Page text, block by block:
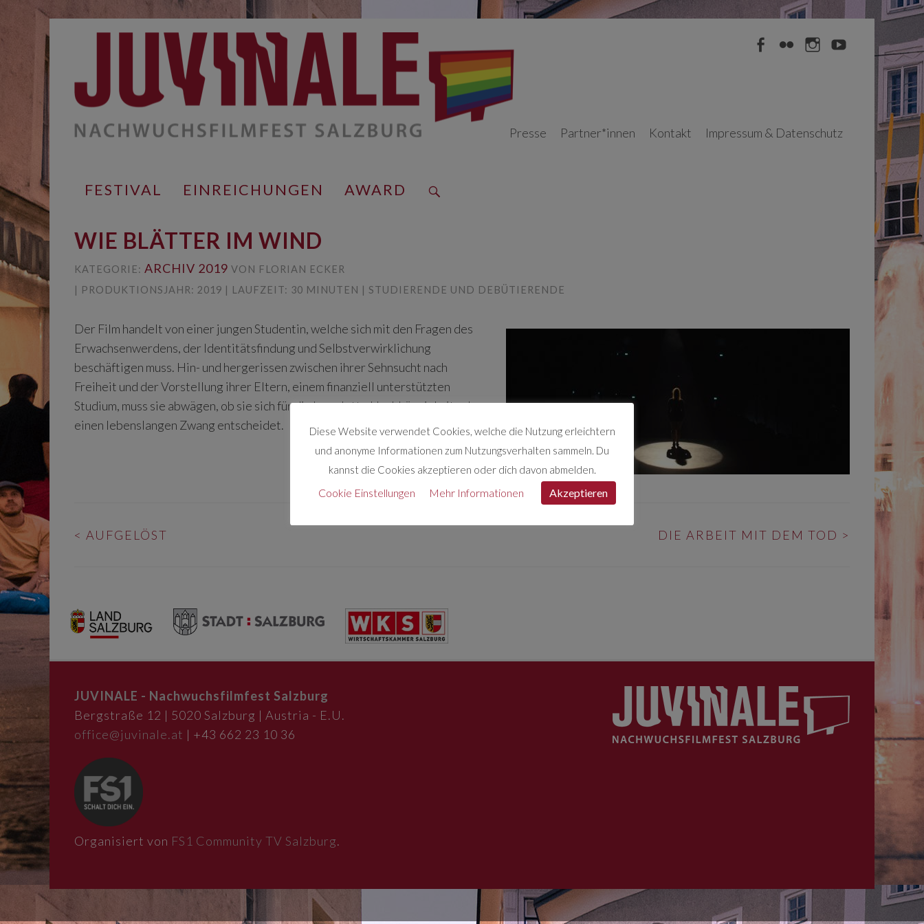
Inhalt
YouTube
Presse Partner*innen Kontakt Impressum & Datenschutz
FESTIVAL EINREICHUNGEN AWARD
WIE BLÄTTER IM WIND
KATEGORIE: ARCHIV 2019 VON FLORIAN ECKER
| PRODUKTIONSJAHR: 2019 | LAUFZEIT: 30 MINUTEN | STUDIERENDE UND DEBÜTIERENDE
Der Film handelt von einer jungen Studentin, welche sich mit den Fragen des
Erwachsenwerdens, der Identitätsfindung und Selbstverwirklichung
beschäftigen muss. Hin- und hergerissen zwischen ihrer Sehnsucht nach
Freiheit und der Vorstellung ihrer Eltern, einem finanziell unterstützten
Studium, muss sie abwägen, ob sie sich für die komplette Unabhängigkeit oder
einen lebenslangen Zwang entscheidet.
BEITRAGS-
< AUFGELÖST DIE ARBEIT MIT DEM TOD >
JUVINALE - Nachwuchsfilmfest Salzburg
Bergstraße 12 | 5020 Salzburg | Austria - E.U.
office@juvinale.at | +43 662 23 10 36
Organisiert von FS1 Community TV Salzburg.
Diese Website verwendet Cookies, welche die Nutzung erleichtern
und anonyme Informationen zum Nutzungsverhalten sammeln. Du
kannst die Cookies akzeptieren oder dich davon abmelden.
Cookie Einstellungen Mehr Informationen Akzeptieren